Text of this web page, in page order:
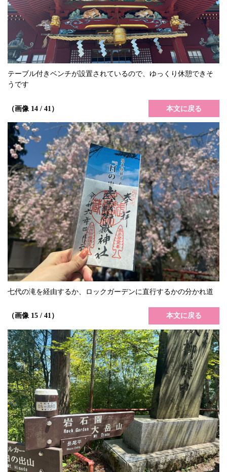
テーブル付きベンチが設置されているので、ゆっくり休憩できそ
うです
（画像 14 / 41） 本文に戻る
七代の滝を経由するか、ロックガーデンに直行するかの分かれ道
（画像 15 / 41） 本文に戻る